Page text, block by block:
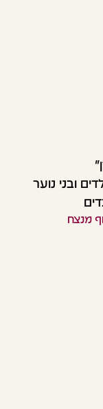
ובני נוער
מנצח